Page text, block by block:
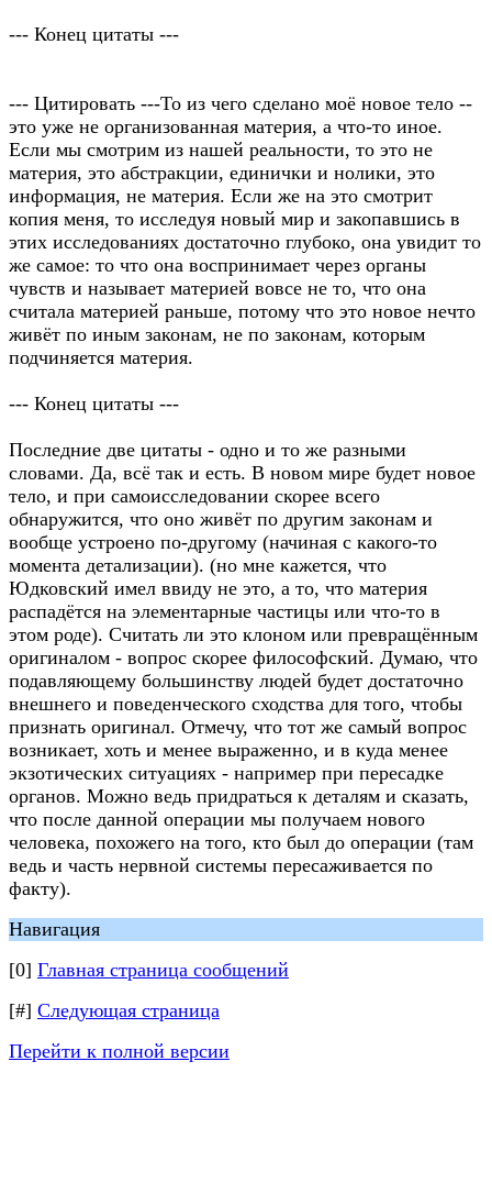
--- Конец цитаты ---
--- Цитировать ---То из чего сделано моё новое тело --
это уже не организованная материя, а что-то иное.
Если мы смотрим из нашей реальности, то это не
материя, это абстракции, единички и нолики, это
информация, не материя. Если же на это смотрит
копия меня, то исследуя новый мир и закопавшись в
этих исследованиях достаточно глубоко, она увидит то
же самое: то что она воспринимает через органы
чувств и называет материей вовсе не то, что она
считала материей раньше, потому что это новое нечто
живёт по иным законам, не по законам, которым
подчиняется материя.
--- Конец цитаты ---
Последние две цитаты - одно и то же разными
словами. Да, всё так и есть. В новом мире будет новое
тело, и при самоисследовании скорее всего
обнаружится, что оно живёт по другим законам и
вообще устроено по-другому (начиная с какого-то
момента детализации). (но мне кажется, что
Юдковский имел ввиду не это, а то, что материя
распадётся на элементарные частицы или что-то в
этом роде). Считать ли это клоном или превращённым
оригиналом - вопрос скорее философский. Думаю, что
подавляющему большинству людей будет достаточно
внешнего и поведенческого сходства для того, чтобы
признать оригинал. Отмечу, что тот же самый вопрос
возникает, хоть и менее выраженно, и в куда менее
экзотических ситуациях - например при пересадке
органов. Можно ведь придраться к деталям и сказать,
что после данной операции мы получаем нового
человека, похожего на того, кто был до операции (там
ведь и часть нервной системы пересаживается по
факту).
Навигация
[0] Главная страница сообщений
[#] Следующая страница
Перейти к полной версии